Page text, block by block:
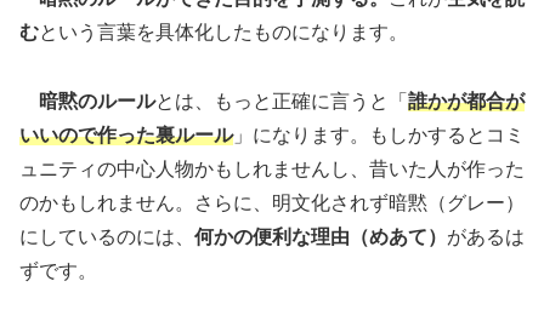
むという言葉を具体化したものになります。
暗黙のルールとは、もっと正確に言うと「 誰かが都合が
いいので作った裏ルール」になります。もしかするとコミ
ュニティの中心人物かもしれませんし、昔いた人が作った
のかもしれません。さらに、明文化されず暗黙（グレー）
にしているのには、 何かの便利な理由（めあて） があるは
ずです。